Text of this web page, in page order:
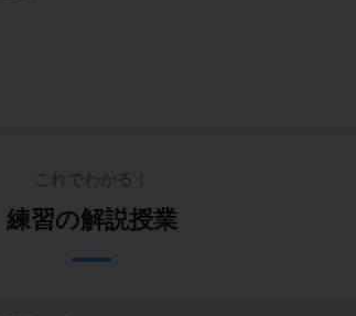
これでわかる！
練習の解説授業